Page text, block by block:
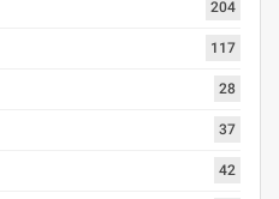
204
117
28
37
42